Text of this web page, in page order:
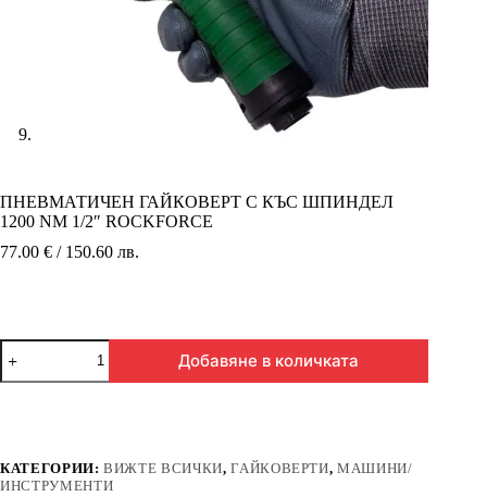
ПНЕВМАТИЧЕН ГАЙКОВЕРТ С КЪС ШПИНДЕЛ
1200 NМ 1/2″ ROCKFORCE
77.00 € / 150.60 лв.
количество
за
ПНЕВМАТИЧЕН
1200
Добавяне в количката
КАТЕГОРИИ:ВИЖТЕ ВСИЧКИ,ГАЙКОВЕРТИ,МАШИНИ/
ИНСТРУМЕНТИ